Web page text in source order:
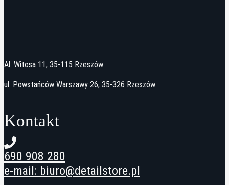
Al. Witosa 11, 35-115 Rzeszów
ul. Powstańców Warszawy 26, 35-326 Rzeszów
Kontakt
690 908 280
e-mail: biuro@detailstore.pl